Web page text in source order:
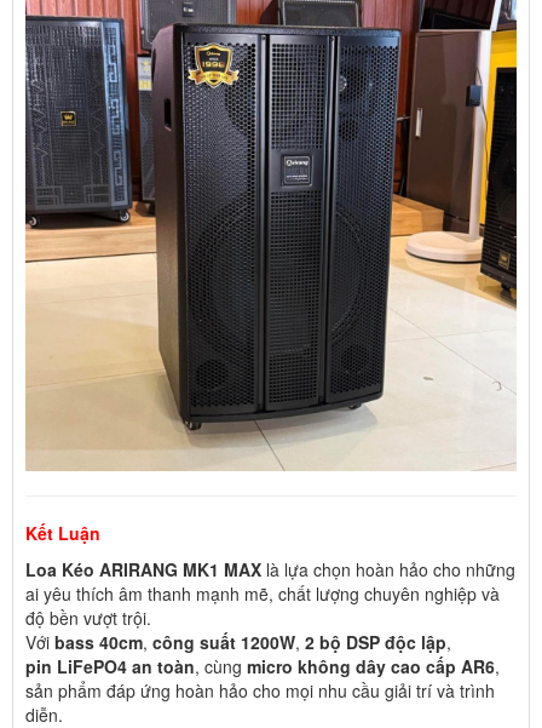
Kết Luận
Loa Kéo ARIRANG MK1 MAX là lựa chọn hoàn hảo cho những
ai yêu thích âm thanh mạnh mẽ, chất lượng chuyên nghiệp và
độ bền vượt trội.
Với bass 40cm, công suất 1200W, 2 bộ DSP độc lập,
pin LiFePO4 an toàn, cùng micro không dây cao cấp AR6,
sản phẩm đáp ứng hoàn hảo cho mọi nhu cầu giải trí và trình
diễn.